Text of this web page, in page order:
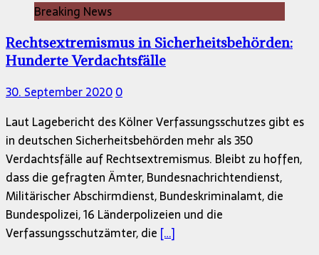
Breaking News
Rechtsextremismus in Sicherheitsbehörden:
Hunderte Verdachtsfälle
30. September 20200
Laut Lagebericht des Kölner Verfassungsschutzes gibt es
in deutschen Sicherheitsbehörden mehr als 350
Verdachtsfälle auf Rechtsextremismus. Bleibt zu hoffen,
dass die gefragten Ämter, Bundesnachrichtendienst,
Militärischer Abschirmdienst, Bundeskriminalamt, die
Bundespolizei, 16 Länderpolizeien und die
Verfassungsschutzämter, die […]